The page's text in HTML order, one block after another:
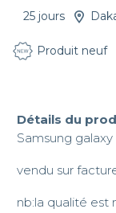
25 jours
Produit neuf
Détails du
Samsung
vendu sur
nb:la qualité est